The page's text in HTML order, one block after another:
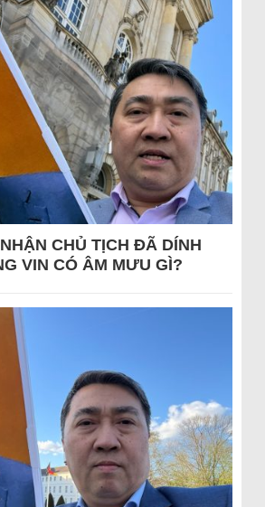
CHỦ TỊCH ĐÃ DÍNH
VIN CÓ ÂM MƯU GÌ?